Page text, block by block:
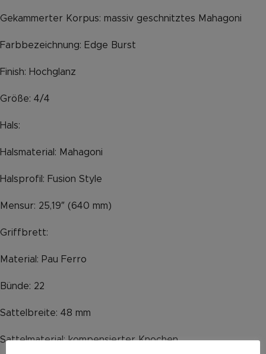
Gekammerter Korpus: massiv geschnitztes Mahagoni
Farbbezeichnung: Edge Burst
Finish: Hochglanz
Größe: 4/4
Hals:
Halsmaterial: Mahagoni
Halsprofil: Fusion Style
Mensur: 25,19″ (640 mm)
Griffbrett:
Material: Pau Ferro
Bünde: 22
Sattelbreite: 48 mm
Sattelmaterial: kompensierter Knochen